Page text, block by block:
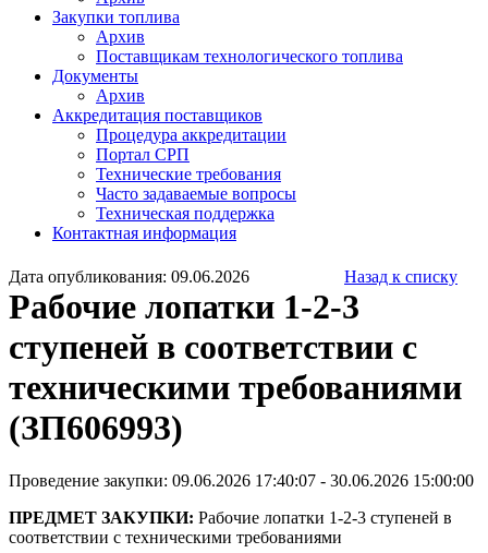
Закупки топлива
Архив
Поставщикам технологического топлива
Документы
Архив
Аккредитация поставщиков
Процедура аккредитации
Портал СРП
Технические требования
Часто задаваемые вопросы
Техническая поддержка
Контактная информация
Дата опубликования: 09.06.2026 Назад к списку
Рабочие лопатки 1-2-3
ступеней в соответствии с
техническими требованиями
(ЗП606993)
Проведение закупки: 09.06.2026 17:40:07 - 30.06.2026 15:00:00
ПРЕДМЕТ ЗАКУПКИ: Рабочие лопатки 1-2-3 ступеней в
соответствии с техническими требованиями